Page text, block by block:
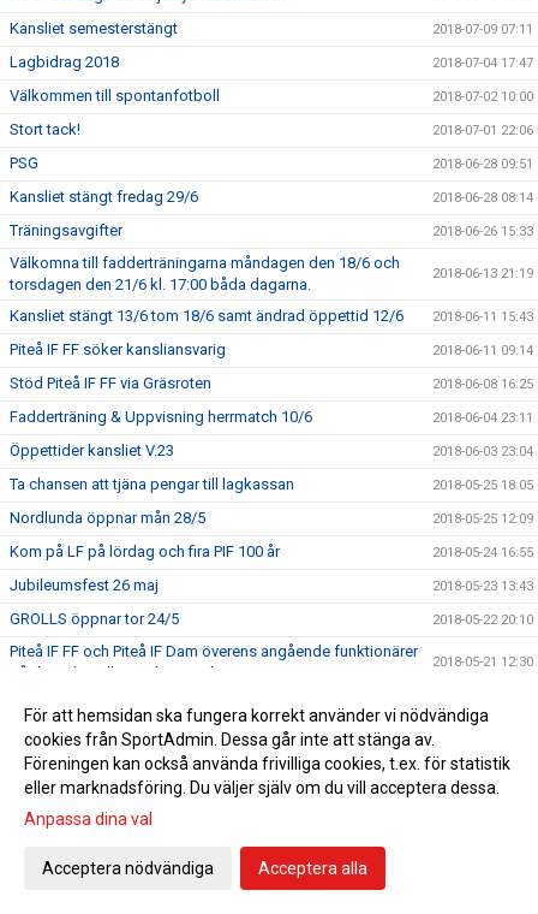
Kansliet semesterstängt 2018-07-09 07:11
Lagbidrag 2018 2018-07-04 17:47
Välkommen till spontanfotboll 2018-07-02 10:00
Stort tack! 2018-07-01 22:06
PSG 2018-06-28 09:51
Kansliet stängt fredag 29/6 2018-06-28 08:14
Träningsavgifter 2018-06-26 15:33
Välkomna till fadderträningarna måndagen den 18/6 och
torsdagen den 21/6 kl. 17:00 båda dagarna.
2018-06-13 21:19
Kansliet stängt 13/6 tom 18/6 samt ändrad öppettid 12/6 2018-06-11 15:43
Piteå IF FF söker kansliansvarig 2018-06-11 09:14
Stöd Piteå IF FF via Gräsroten 2018-06-08 16:25
Fadderträning & Uppvisning herrmatch 10/6 2018-06-04 23:11
Öppettider kansliet V.23 2018-06-03 23:04
Ta chansen att tjäna pengar till lagkassan 2018-05-25 18:05
Nordlunda öppnar mån 28/5 2018-05-25 12:09
Kom på LF på lördag och fira PIF 100 år 2018-05-24 16:55
Jubileumsfest 26 maj 2018-05-23 13:43
GROLLS öppnar tor 24/5 2018-05-22 20:10
Piteå IF FF och Piteå IF Dam överens angående funktionärer
på dom damallsvenska matcherna
2018-05-21 12:30
Nordlundas Tränings- & Matchtider 2018 2018-05-17 13:08
Piteå IF FF:s fotbollsskola
Öppettider vecka 19 2018-05-06 22:26
Nya kaptensbindlar till alla lag i Piteå IF FF
För att hemsidan ska fungera korrekt använder vi nödvändiga
cookies från SportAdmin. Dessa går inte att stänga av.
Föreningen kan också använda frivilliga cookies, t.ex. för statistik
eller marknadsföring. Du väljer själv om du vill acceptera dessa.
Anpassa dina val
Acceptera nödvändiga Acceptera alla